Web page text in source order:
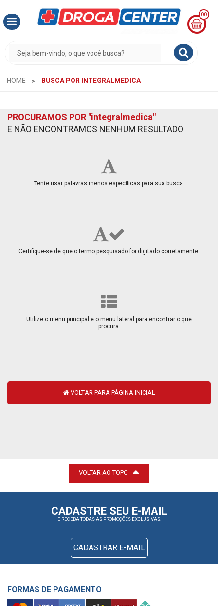
00
CESTA
R$
0,00
HOME BUSCA POR INTEGRALMEDICA
PROCURAMOS POR "integralmedica"
E NÃO ENCONTRAMOS NENHUM RESULTADO
Tente usar palavras menos específicas para sua busca.
Certifique-se de que o termo pesquisado foi digitado corretamente.
Utilize o menu principal e o menu lateral para encontrar o que
procura.
VOLTAR PARA PÁGINA INICIAL
VOLTAR AO TOPO
CADASTRE SEU E-MAIL
E RECEBA TODAS AS PROMOÇÕES EXCLUSIVAS.
CADASTRAR E-MAIL
FORMAS DE PAGAMENTO